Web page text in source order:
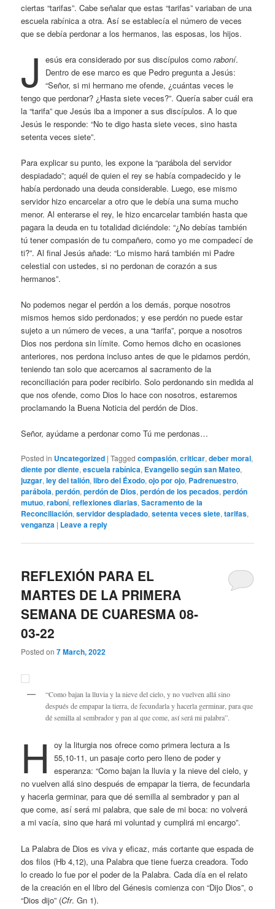
ciertas “tarifas”. Cabe señalar que estas “tarifas” variaban de una
escuela rabínica a otra. Así se establecía el número de veces
que se debía perdonar a los hermanos, las esposas, los hijos.
J esús era considerado por sus discípulos como raboní.
Dentro de ese marco es que Pedro pregunta a Jesús:
“Señor, si mi hermano me ofende, ¿cuántas veces le
tengo que perdonar? ¿Hasta siete veces?”. Quería saber cuál era
la “tarifa” que Jesús iba a imponer a sus discípulos. A lo que
Jesús le responde: “No te digo hasta siete veces, sino hasta
setenta veces siete”.
Para explicar su punto, les expone la “parábola del servidor
despiadado”; aquél de quien el rey se había compadecido y le
había perdonado una deuda considerable. Luego, ese mismo
servidor hizo encarcelar a otro que le debía una suma mucho
menor. Al enterarse el rey, le hizo encarcelar también hasta que
pagara la deuda en tu totalidad diciéndole: “¿No debías también
tú tener compasión de tu compañero, como yo me compadecí de
ti?”. Al final Jesús añade: “Lo mismo hará también mi Padre
celestial con ustedes, si no perdonan de corazón a sus
hermanos”.
No podemos negar el perdón a los demás, porque nosotros
mismos hemos sido perdonados; y ese perdón no puede estar
sujeto a un número de veces, a una “tarifa”, porque a nosotros
Dios nos perdona sin límite. Como hemos dicho en ocasiones
anteriores, nos perdona incluso antes de que le pidamos perdón,
teniendo tan solo que acercarnos al sacramento de la
reconciliación para poder recibirlo. Solo perdonando sin medida al
que nos ofende, como Dios lo hace con nosotros, estaremos
proclamando la Buena Noticia del perdón de Dios.
Señor, ayúdame a perdonar como Tú me perdonas…
Posted in Uncategorized |Tagged compasión,criticar,deber moral,
diente por diente,escuela rabínica, Evangelio según san Mateo,
juzgar,ley del talión,libro del Éxodo,ojo por ojo, Padrenuestro,
parábola,perdón,perdón de Dios,perdón de los pecados,perdón
mutuo,raboní,reflexiones diarias,Sacramento de la
Reconciliación,servidor despiadado,setenta veces siete,tarifas,
venganza | Leave a reply
REFLEXIÓN PARA EL
MARTES DE LA PRIMERA
SEMANA DE CUARESMA 08-
03-22
Posted on7 March, 2022
“Como bajan la lluvia y la nieve del cielo, y no vuelven allá sino
después de empapar la tierra, de fecundarla y hacerla germinar, para que
dé semilla al sembrador y pan al que come, así será mi palabra”.
H
oy la liturgia nos ofrece como primera lectura a Is
55,10-11, un pasaje corto pero lleno de poder y
esperanza: “Como bajan la lluvia y la nieve del cielo, y
no vuelven allá sino después de empapar la tierra, de fecundarla
y hacerla germinar, para que dé semilla al sembrador y pan al
que come, así será mi palabra, que sale de mi boca: no volverá
a mi vacía, sino que hará mi voluntad y cumplirá mi encargo”.
La Palabra de Dios es viva y eficaz, más cortante que espada de
dos filos (Hb 4,12), una Palabra que tiene fuerza creadora. Todo
lo creado lo fue por el poder de la Palabra. Cada día en el relato
de la creación en el libro del Génesis comienza con “Dijo Dios”, o
“Dios dijo” (Cfr. Gn 1).